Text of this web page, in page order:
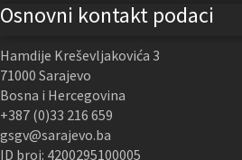
Osnovni kontakt podaci
Hamdije Kreševljakovića 3
71000 Sarajevo
Bosna i Hercegovina
+387 (0)33 216 659
gsgv@sarajevo.ba
ID broj: 4200295100005